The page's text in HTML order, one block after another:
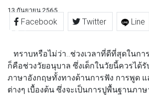
13 กันยายน 2565
Facebook Twitter Line
ทราบหรือไม่ว่า..ช่วงเวลาที่ดีที่สุดในกา
ก็คือช่วงวัยอนุบาล ซึ่งเด็กในวัยนี้ควรได้รั
ภาษาอังกฤษทั้งทางด้านการฟัง การพูด แ
ต่างๆ เบื้องต้น ซึ่งจะเป็นการปูพื้นฐานภา